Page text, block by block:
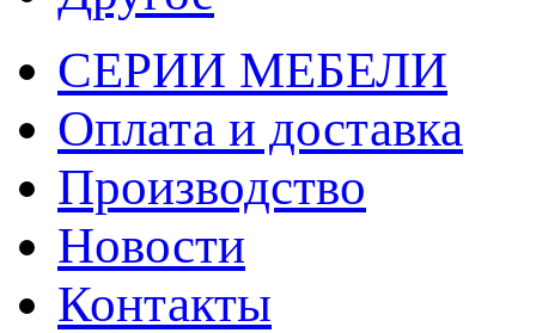
СЕРИИ МЕБЕЛИ
Оплата и доставка
Производство
Новости
Контакты